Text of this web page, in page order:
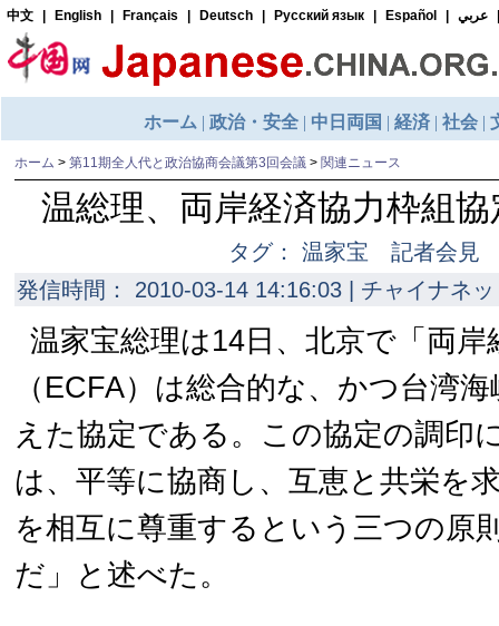
ホーム > 第11期全人代と政治協商会議第3回会議 > 関連ニュース
温総理、両岸経済協力枠組
タグ： 温家宝 記者会見
発信時間： 2010-03-14 14:16:03 | チャイナネ
温家宝総理は14日、北京で「両岸
（ECFA）は総合的な、かつ台湾
えた協定である。この協定の調印
は、平等に協商し、互恵と共栄を
を相互に尊重するという三つの原
だ」と述べた。